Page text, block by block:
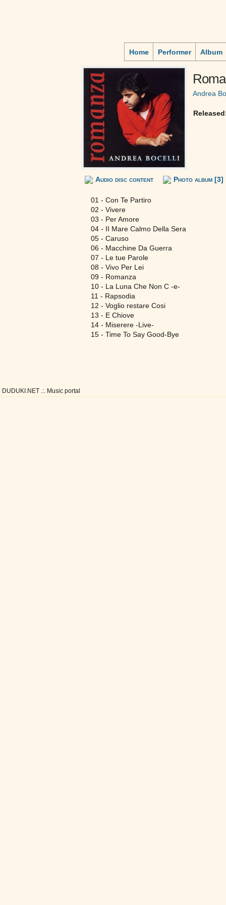
Home Performer Album
Andrea
Audio disc content Photo album [3]
01 - Con Te Partiro
02 - Vivere
03 - Per Amore
04 - II Mare Calmo Della Sera
05 - Caruso
06 - Macchine Da Guerra
07 - Le tue Parole
08 - Vivo Per Lei
09 - Romanza
10 - La Luna Che Non C -e-
11 - Rapsodia
12 - Voglio restare Cosi
13 - E Chiove
14 - Miserere -Live-
15 - Time To Say Good-Bye
DUDUKI.NET .:. Music portal